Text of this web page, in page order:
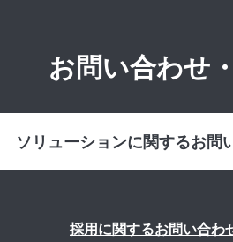
お問い合わせ
ソリューションに関するお問
採用に関するお問い合わ